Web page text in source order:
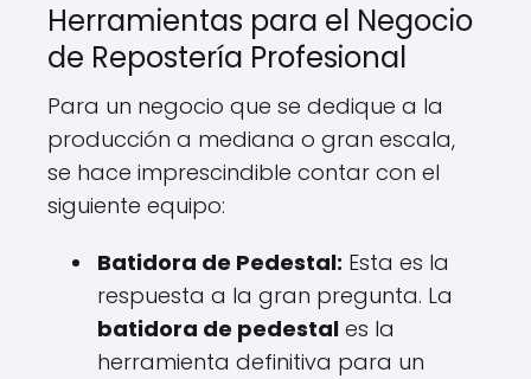
Herramientas para el Negocio
de Repostería Profesional
Para un negocio que se dedique a la
producción a mediana o gran escala,
se hace imprescindible contar con el
siguiente equipo:
Batidora de Pedestal: Esta es la
respuesta a la gran pregunta. La
batidora de pedestal es la
herramienta definitiva para un